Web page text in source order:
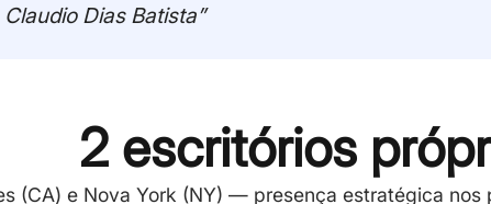
Dias Batista”
2 escritórios
(CA) e Nova York (NY) — presença estratégica nos